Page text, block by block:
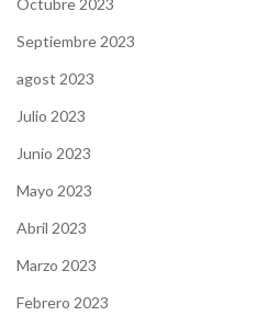
Octubre 2023
Septiembre 2023
agost 2023
Julio 2023
Junio 2023
Mayo 2023
Abril 2023
Marzo 2023
Febrero 2023